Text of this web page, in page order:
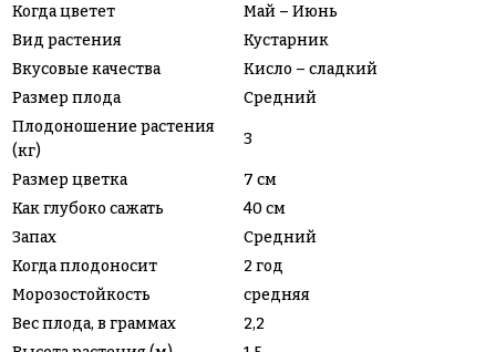
Когда цветет
Май – Июнь
Вид растения
Кустарник
Вкусовые качества
Кисло – сладкий
Размер плода
Средний
Плодоношение растения
(кг)
3
Размер цветка
7 см
Как глубоко сажать
40 см
Запах
Средний
Когда плодоносит
2 год
Морозостойкость
средняя
Вес плода, в граммах
2,2